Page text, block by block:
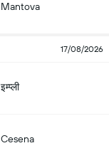
Mantova
17/08/2026
इम्प्ली
Cesena